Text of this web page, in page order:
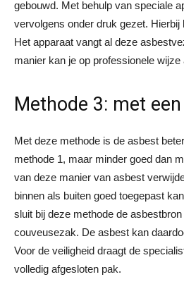
gebouwd. Met behulp van speciale
vervolgens onder druk gezet.
Het apparaat vangt al deze
manier kan je op professionele
Methode 3: met
Met deze methode is de asbest
methode 1, maar minder goed dan
van deze manier van asbest
binnen als buiten goed toegepast
sluit bij deze methode de
couveusezak. De asbest kan
Voor de veiligheid draagt de
volledig afgesloten pak.